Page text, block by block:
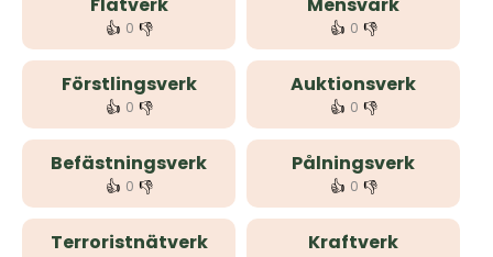
👍 0 👎 👍 0 👎
Förstlingsverk
👍 0 👎
Auktionsverk
👍 0 👎
Befästningsverk
👍 0 👎
Pålningsverk
👍 0 👎
Terroristnätverk Kraftverk